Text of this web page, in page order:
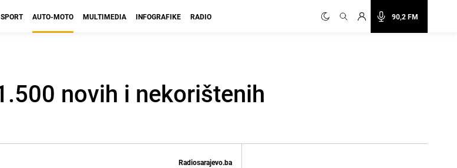
90,2 FM
SPORT AUTO-MOTO MULTIMEDIA INFOGRAFIKE RADIO
novih i nekorištenih
Radiosarajevo.ba